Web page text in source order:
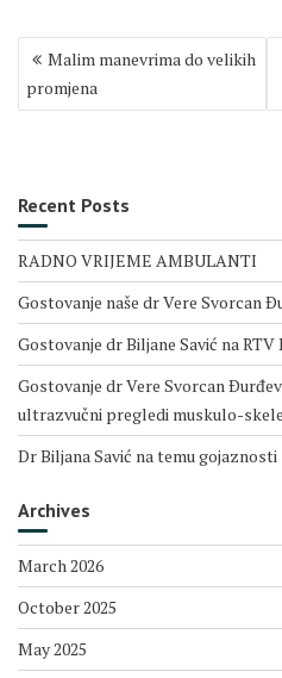
Post
navigation
Malim manevrima do velikih
promjena
Recent Posts
RADNO VRIJEME AMBULANTI
Gostovanje naše dr Vere Svorcan
Gostovanje dr Biljane Savić na RTV
Gostovanje dr Vere Svorcan
ultrazvučni pregledi muskulo-
Dr Biljana Savić na temu gojaznosti
Archives
March 2026
October 2025
May 2025